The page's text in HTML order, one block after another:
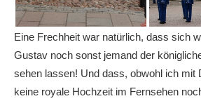
Eine Frechheit war natürlich, dass sich
Gustav noch sonst jemand der
sehen lassen! Und dass, obwohl ich mit
keine royale Hochzeit im Fernsehen